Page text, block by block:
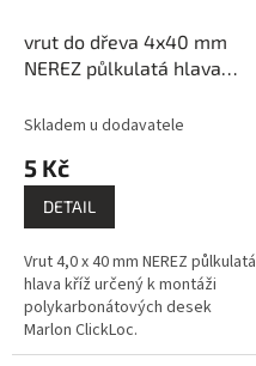
vrut do dřeva 4x40 mm
NEREZ půlkulatá hlava
Skladem u dodavatele
5 Kč
DETAIL
Vrut 4,0 x 40 mm NEREZ půlkulatá
hlava kříž určený k montáži
polykarbonátových desek
Marlon ClickLoc.